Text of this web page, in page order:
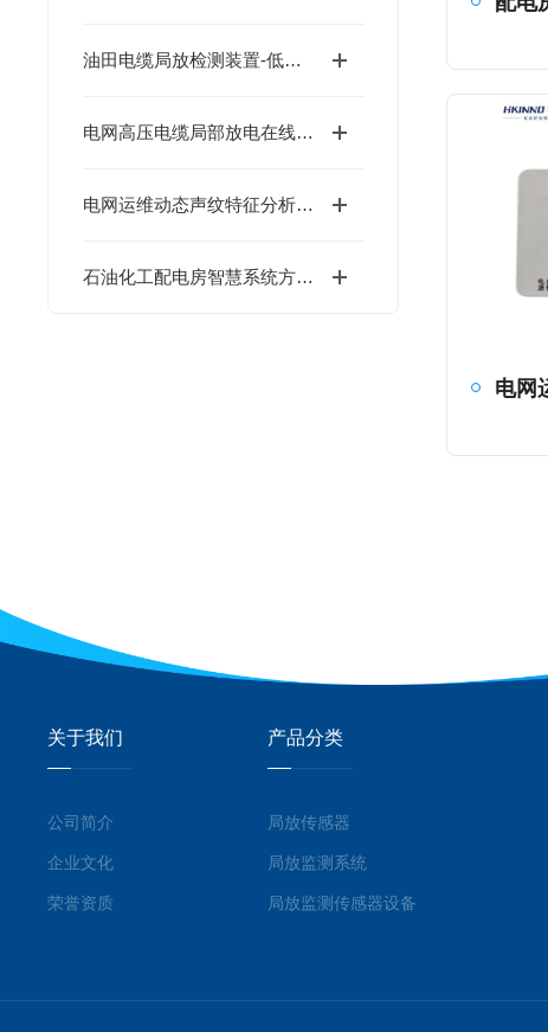
油田电缆局放检测装置-低成本
电网高压电缆局部放电在线监测传感器-低成本
电网运维动态声纹特征分析系统-低成本
石油化工配电房智慧系统方案-低成本
关于我们
公司简介
企业文化
荣誉资质
产品分类
局放传感器
局放监测系统
局放监测传感器设备